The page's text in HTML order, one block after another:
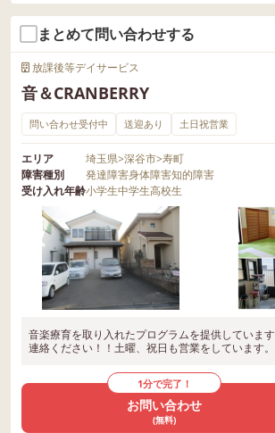
まとめて問い合わせする
放課後等デイサービス
音＆CRANBERRY
問い合わせ受付中 送迎あり 土日祝営業
エリア 埼玉県>深谷市>寿町
障害種別
発達障害身体障害知的障害
受け入れ年齢小学生中学生高校生
音楽療育を取り入れたプログラムを提供しています
連絡ください！！土曜、祝日も営業をしています。
1分で完了！
お問い合わせ
(無料)